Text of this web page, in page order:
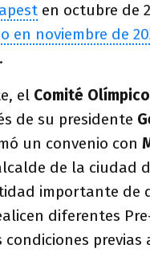
en octubre de
en noviembre de
el Comité
de su presidente
un convenio con
de la ciudad
importante de
diferentes
condiciones previas